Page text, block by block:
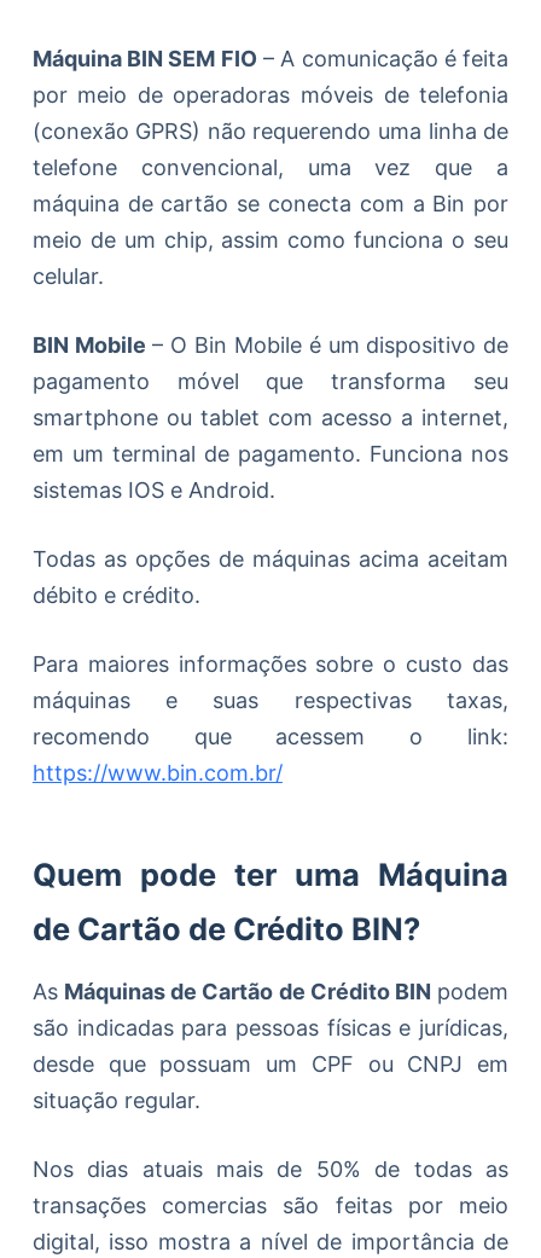
Máquina BIN SEM FIO – A comunicação é feita
por meio de operadoras móveis de telefonia
(conexão GPRS) não requerendo uma linha de
telefone convencional, uma vez que a
máquina de cartão se conecta com a Bin por
meio de um chip, assim como funciona o seu
celular.
BIN Mobile – O Bin Mobile é um dispositivo de
pagamento móvel que transforma seu
smartphone ou tablet com acesso a internet,
em um terminal de pagamento. Funciona nos
sistemas IOS e Android.
Todas as opções de máquinas acima aceitam
débito e crédito.
Para maiores informações sobre o custo das
máquinas e suas respectivas taxas,
recomendo que acessem o link:
https://www.bin.com.br/
Quem pode ter uma Máquina
de Cartão de Crédito BIN?
As Máquinas de Cartão de Crédito BIN podem
são indicadas para pessoas físicas e jurídicas,
desde que possuam um CPF ou CNPJ em
situação regular.
Nos dias atuais mais de 50% de todas as
transações comercias são feitas por meio
digital, isso mostra a nível de importância de